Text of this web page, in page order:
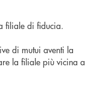
filiale di fiducia.
di mutui aventi la
la filiale più vicina a